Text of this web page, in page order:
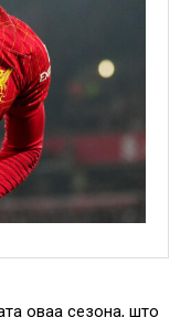
оваа сезона, што